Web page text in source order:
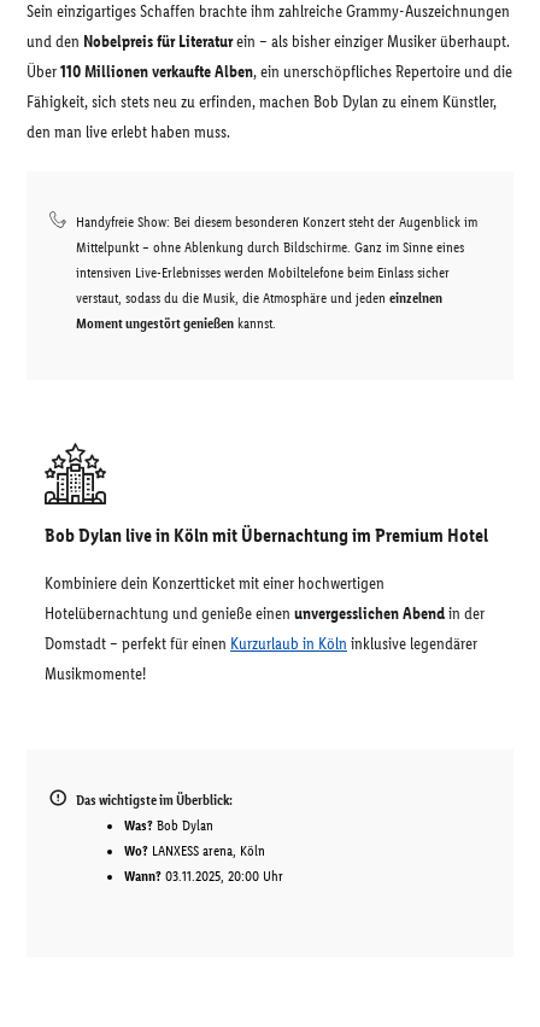
Sein einzigartiges Schaffen brachte ihm zahlreiche Grammy-Auszeichnungen
und den Nobelpreis für Literaturein – als bisher einziger Musiker überhaupt.
Über110 Millionen verkaufte Alben, ein unerschöpfliches Repertoire und die
Fähigkeit, sich stets neu zu erfinden, machen Bob Dylan zu einem Künstler,
den man live erlebt haben muss.
Handyfreie Show: Bei diesem besonderen Konzert steht der Augenblick im
Mittelpunkt – ohne Ablenkung durch Bildschirme. Ganz im Sinne eines
intensiven Live-Erlebnisses werden Mobiltelefone beim Einlass sicher
verstaut, sodass du die Musik, die Atmosphäre und jeden einzelnen
Moment ungestört genießen kannst.
Bob Dylan live in Köln mit Übernachtung im Premium Hotel
Kombiniere dein Konzertticket mit einer hochwertigen
Hotelübernachtung und genieße einen unvergesslichen Abendin der
Domstadt – perfekt für einen Kurzurlaub in Köln inklusive legendärer
Musikmomente!
Das wichtigste im Überblick:
Was? Bob Dylan
Wo? LANXESS arena, Köln
Wann? 03.11.2025, 20:00 Uhr